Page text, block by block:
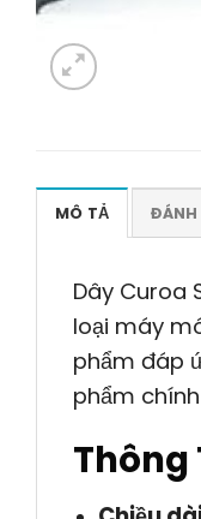
MÔ TẢ
Dây Curoa
loại máy
phẩm đáp
phẩm
Thông